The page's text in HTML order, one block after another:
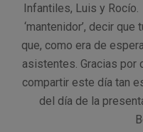
Infantiles, Luis y Rocío.
‘mantenidor’, decir
que, como era de
asistentes. Gracias por
compartir este día tan
del día de la